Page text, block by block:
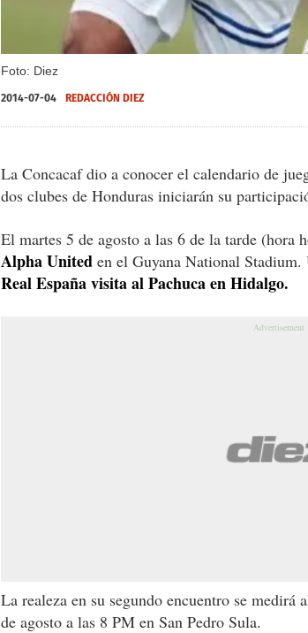
Foto: Diez
2014-07-04 REDACCIÓN DIEZ
La Concacaf dio a conocer el calendario de
dos clubes de Honduras iniciarán su
El martes 5 de agosto a las 6 de la tarde (hora
Alpha United en el Guyana National
Real España visita al Pachuca en Hidalgo.
La realeza en su segundo encuentro se
de agosto a las 8 PM en San Pedro Sula.